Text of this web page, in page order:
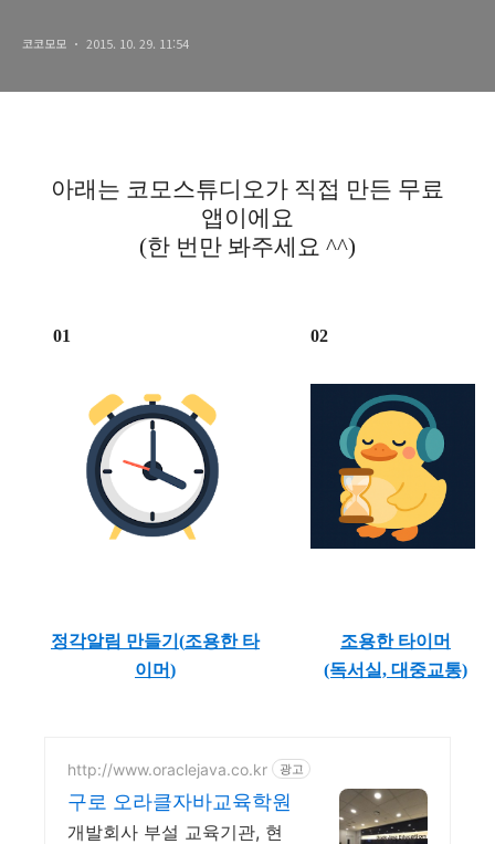
코코모모 2015. 10. 29. 11:54
아래는 코모스튜디오가 직접 만든 무료
앱이에요
(한 번만 봐주세요 ^^)
01 02
정각알림 만들기(조용한 타
이머)
조용한 타이머
(독서실, 대중교통)
http://www.oraclejava.co.kr 광고
구로 오라클자바교육학원
개발회사 부설 교육기관, 현